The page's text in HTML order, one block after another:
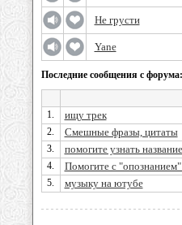
Не грусти
Yane
Последние сообщения с форума:
1. ищу трек
2. Смешные фразы, цитаты
3. помогите узнать
4. Помогите с
5. музыку на ютубе